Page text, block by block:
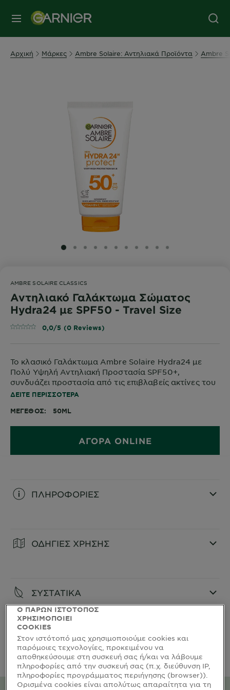
MENU
Αρχική Μάρκες Ambre Solaire: Αντηλιακά Προϊόντα Ambre
SLIDE 1
SLIDE 2
SLIDE 3
SLIDE 4
SLIDE 5
SLIDE 6
SLIDE 7
SLIDE 8
SLIDE 9
SLIDE 10
SLIDE 11
AMBRE SOLAIRE CLASSICS
Αντηλιακό Γαλάκτωμα Σώματος
Hydra24 με SPF50 - Travel Size
0,0/5 (0 Reviews)
Το κλασικό Γαλάκτωμα Ambre Solaire Hydra24 με
Πολύ Υψηλή Αντηλιακή Προστασία SPF50+,
συνδυάζει προστασία από τις επιβλαβείς ακτίνες του
ήλιου και εντατική ενυδάτωση της επιδερμίδας.
ΔΕΊΤΕ ΠΕΡΙΣΣΌΤΕΡΑ
ΜΈΓΕΘΟΣ
50ML
ΑΓΟΡΑ ONLINE
ΠΛΗΡΟΦΟΡΙΕΣ
ΟΔΗΓΙΕΣ ΧΡΗΣΗΣ
ΣΥΣΤΑΤΙΚΑ
CLOSE SUBPANEL
ΕΙΔΙΚΕΣ ΠΡΟΦΥΛΑΞΕΙΣ
CLOSE SUBPANEL
Ο ΠΑΡΩΝ ΙΣΤΟΤΟΠΟΣ
ΧΡΗΣΙΜΟΠΟΙΕΙ
COOKIES
Στον ιστότοπό μας χρησιμοποιούμε cookies και
παρόμοιες τεχνολογίες, προκειμένου να
αποθηκεύσουμε στη συσκευή σας ή/και να λάβουμε
πληροφορίες από την συσκευή σας (π.χ. διεύθυνση IP,
πληροφορίες προγράμματος περιήγησης (browser)).
Ορισμένα cookies είναι απολύτως απαραίτητα για τη